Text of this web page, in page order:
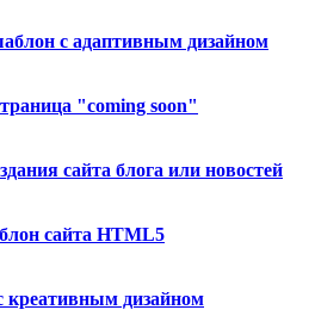
с адаптивным дизайном
"coming soon"
сайта блога или новостей
сайта HTML5
креативным дизайном